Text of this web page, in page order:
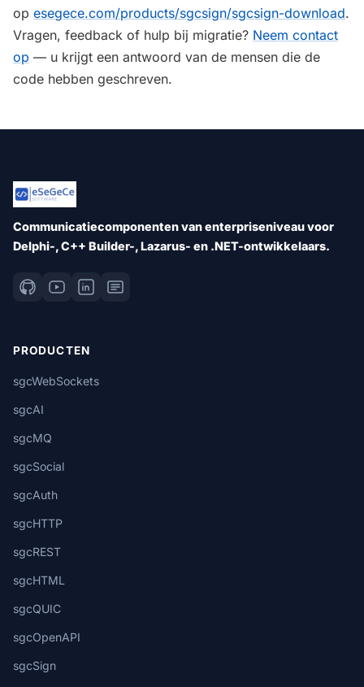
op esegece.com/products/sgcsign/sgcsign-download.
Vragen, feedback of hulp bij migratie? Neem contact
op — u krijgt een antwoord van de mensen die de
code hebben geschreven.
Communicatiecomponenten van enterpriseniveau voor
Delphi-, C++ Builder-, Lazarus- en .NET-ontwikkelaars.
PRODUCTEN
sgcWebSockets
sgcAI
sgcMQ
sgcSocial
sgcAuth
sgcHTTP
sgcREST
sgcHTML
sgcQUIC
sgcOpenAPI
sgcSign